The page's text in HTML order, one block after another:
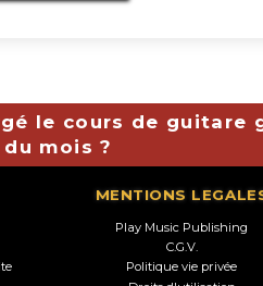
le cours de guitare
du mois ?
MENTIONS
Play Music Publishing
C.G.V.
Politique vie privée